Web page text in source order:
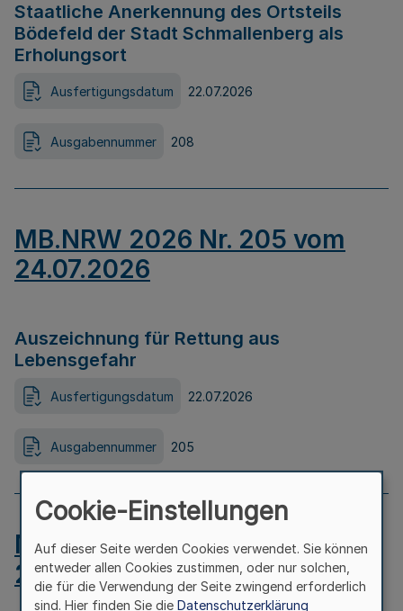
Staatliche Anerkennung des Ortsteils
Bödefeld der Stadt Schmallenberg als
Erholungsort
Ausfertigungsdatum 22.07.2026
Ausgabennummer 208
MB.NRW 2026 Nr. 205 vom
24.07.2026
Auszeichnung für Rettung aus
Lebensgefahr
Ausfertigungsdatum 22.07.2026
Ausgabennummer 205
MB.NRW 2026 Nr. 204 vom
24.07.2026
Cookie-Einstellungen
Auf dieser Seite werden Cookies verwendet. Sie können
entweder allen Cookies zustimmen, oder nur solchen,
die für die Verwendung der Seite zwingend erforderlich
sind. Hier finden Sie die Datenschutzerklärung